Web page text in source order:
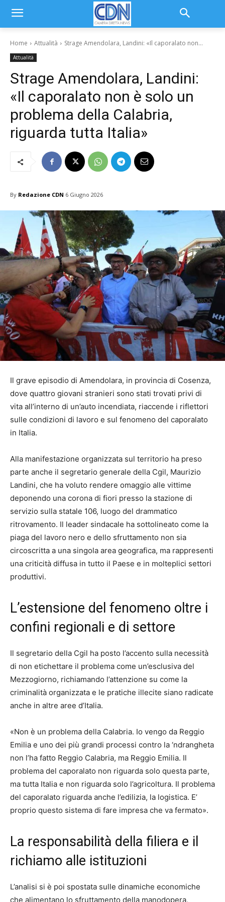
Home Attualità Strage Amendolara, Landini: «Il caporalato non...
Attualità
Strage Amendolara, Landini:
«Il caporalato non è solo un
problema della Calabria,
riguarda tutta Italia»
By Redazione CDN 6 Giugno 2026
Il grave episodio di Amendolara, in provincia di Cosenza,
dove quattro giovani stranieri sono stati trovati privi di
vita all’interno di un’auto incendiata, riaccende i riflettori
sulle condizioni di lavoro e sul fenomeno del caporalato
in Italia.
Alla manifestazione organizzata sul territorio ha preso
parte anche il segretario generale della Cgil, Maurizio
Landini, che ha voluto rendere omaggio alle vittime
deponendo una corona di fiori presso la stazione di
servizio sulla statale 106, luogo del drammatico
ritrovamento. Il leader sindacale ha sottolineato come la
piaga del lavoro nero e dello sfruttamento non sia
circoscritta a una singola area geografica, ma rappresenti
una criticità diffusa in tutto il Paese e in molteplici settori
produttivi.
L’estensione del fenomeno oltre i
confini regionali e di settore
Il segretario della Cgil ha posto l’accento sulla necessità
di non etichettare il problema come un’esclusiva del
Mezzogiorno, richiamando l’attenzione su come la
criminalità organizzata e le pratiche illecite siano radicate
anche in altre aree d’Italia.
«Non è un problema della Calabria. Io vengo da Reggio
Emilia e uno dei più grandi processi contro la ‘ndrangheta
non l’ha fatto Reggio Calabria, ma Reggio Emilia. Il
problema del caporalato non riguarda solo questa parte,
ma tutta Italia e non riguarda solo l’agricoltura. Il problema
del caporalato riguarda anche l’edilizia, la logistica. E’
proprio questo sistema di fare impresa che va fermato».
La responsabilità della filiera e il
richiamo alle istituzioni
L’analisi si è poi spostata sulle dinamiche economiche
che alimentano lo sfruttamento della manodopera,